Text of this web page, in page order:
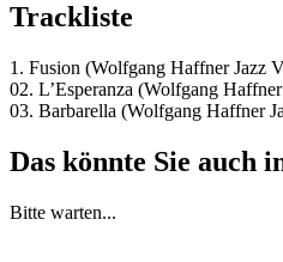
Trackliste
1. Fusion (Wolfgang Haffner Jazz
02. L’Esperanza (Wolfgang
03. Barbarella (Wolfgang Haffner
Das könnte Sie auch
Bitte warten...